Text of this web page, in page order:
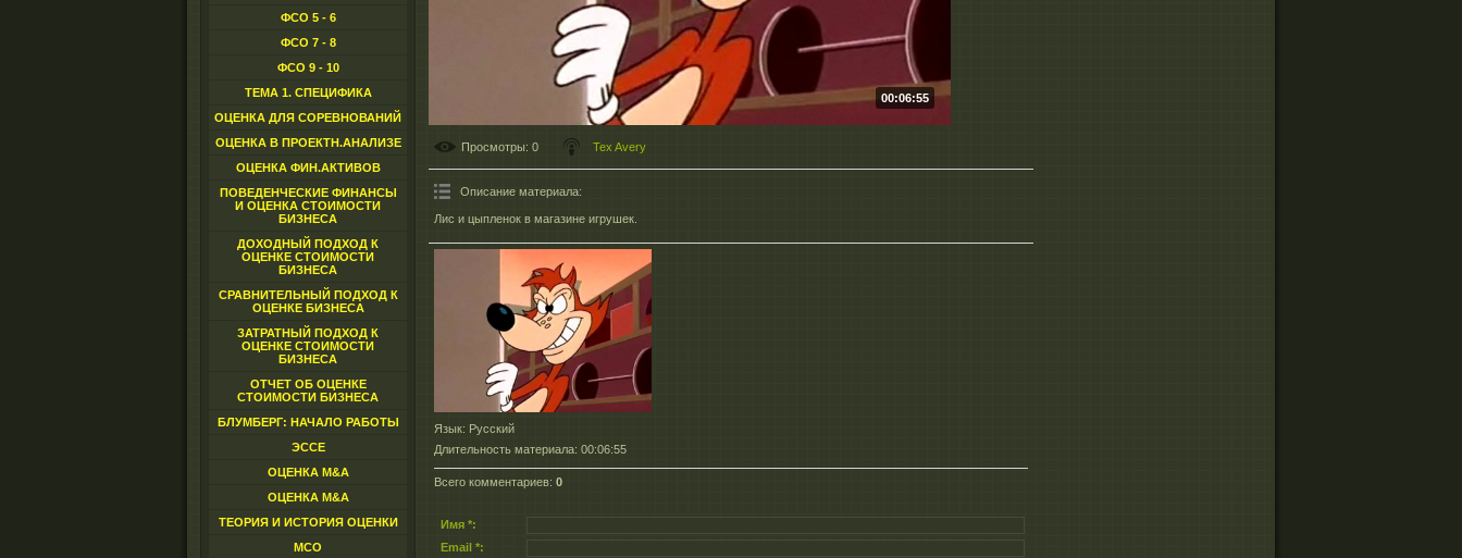
ФСО 5 - 6
ФСО 7 - 8
ФСО 9 - 10
ТЕМА 1. СПЕЦИФИКА
ОЦЕНКА ДЛЯ СОРЕВНОВАНИЙ
ОЦЕНКА В ПРОЕКТН.АНАЛИЗЕ
ОЦЕНКА ФИН.АКТИВОВ
ПОВЕДЕНЧЕСКИЕ ФИНАНСЫ
И ОЦЕНКА СТОИМОСТИ
БИЗНЕСА
ДОХОДНЫЙ ПОДХОД К
ОЦЕНКЕ СТОИМОСТИ
БИЗНЕСА
СРАВНИТЕЛЬНЫЙ ПОДХОД К
ОЦЕНКЕ БИЗНЕСА
ЗАТРАТНЫЙ ПОДХОД К
ОЦЕНКЕ СТОИМОСТИ
БИЗНЕСА
ОТЧЕТ ОБ ОЦЕНКЕ
СТОИМОСТИ БИЗНЕСА
БЛУМБЕРГ: НАЧАЛО РАБОТЫ
ЭССЕ
ОЦЕНКА M&A
ОЦЕНКА M&A
ТЕОРИЯ И ИСТОРИЯ ОЦЕНКИ
МСО
00:06:55
Просмотры: 0 Tex Avery
Описание материала:
Лис и цыпленок в магазине игрушек.
Язык: Русский
Длительность материала: 00:06:55
Всего комментариев: 0
Имя *:
Email *: